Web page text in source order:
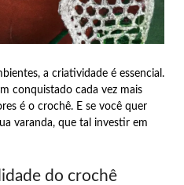
a criatividade é essencial.
conquistado cada vez mais
é o crochê. E se você quer
varanda, que tal investir em
do crochê